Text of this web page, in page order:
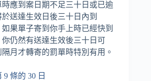
應到案日期不足三十日或已逾
送達生效日後三十日內到
果單子寄到你手上時已經快到
仍然有送達生效後三十日可
月才轉寄的罰單時特別有用。
9 條的 30 日